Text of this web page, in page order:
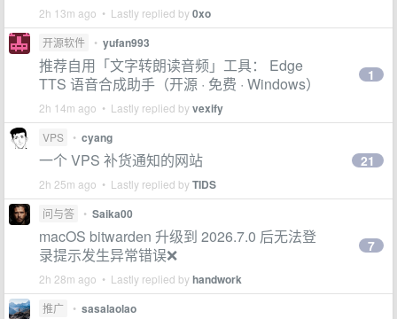
2h 13m ago • Lastly replied by0xo
开源软件 • yufan993
推荐自用「文字转朗读音频」工具： Edge
TTS 语音合成助手（开源 · 免费 · Windows）
2h 14m ago • Lastly replied byvexify
1
VPS • cyang
一个 VPS 补货通知的网站
2h 25m ago • Lastly replied byTIDS
21
问与答 • Saika00
macOS bitwarden 升级到 2026.7.0 后无法登
录提示发生异常错误❌
2h 28m ago • Lastly replied byhandwork
7
推广 • sasalaolao